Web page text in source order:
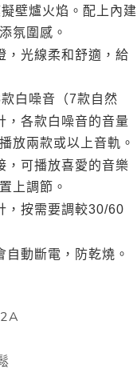
壁爐火焰。配上內建
氛圍感。
，光線柔和舒適，給
款白噪音（7款自然
，各款白噪音的音量
放兩款或以上音軌。
，可播放喜愛的音樂
上調節。
，按需要調較30/60
動斷電，防乾燒。